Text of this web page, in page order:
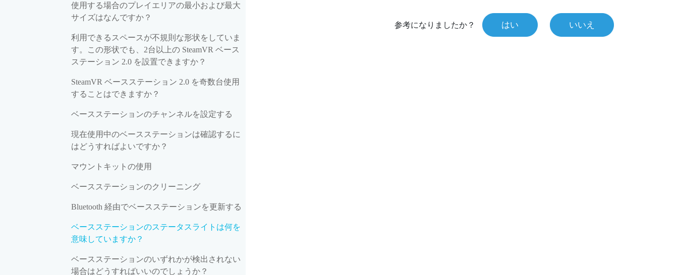
使用する場合のプレイエリアの最小および最大
サイズはなんですか？
利用できるスペースが不規則な形状をしていま
す。この形状でも、2台以上の SteamVR ベース
ステーション 2.0 を設置できますか？
SteamVR ベースステーション 2.0 を奇数台使用
することはできますか？
ベースステーションのチャンネルを設定する
現在使用中のベースステーションは確認するに
はどうすればよいですか？
マウントキットの使用
ベースステーションのクリーニング
Bluetooth 経由でベースステーションを更新する
ベースステーションのステータスライトは何を
意味していますか？
ベースステーションのいずれかが検出されない
場合はどうすればいいのでしょうか？
参考になりましたか？ はい いいえ